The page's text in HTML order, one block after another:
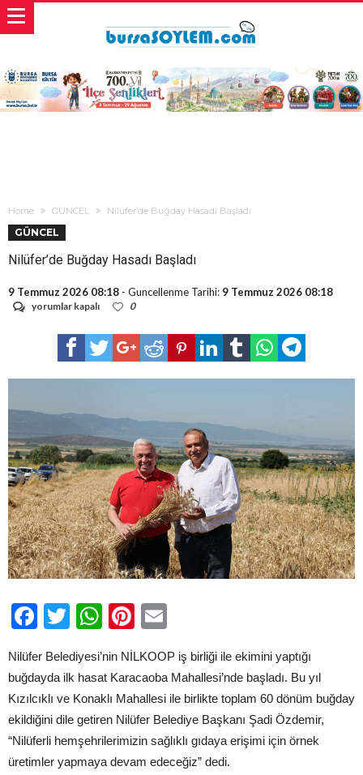
Home GÜNCEL Nilüfer’de Buğday Hasadı Başladı
GÜNCEL
Nilüfer’de Buğday Hasadı Başladı
9 Temmuz 2026 08:18 - Guncellenme Tarihi: 9 Temmuz 2026 08:18
Nilüfer’de
Hasadı
yorumlar kapalı 0
Facebook
TwitterWhatsApp
Pinterest
Nilüfer Belediyesi’nin NİLKOOP iş birliği ile ekimini yaptığı
buğdayda ilk hasat Karacaoba Mahallesi’nde başladı. Bu yıl
Kızılcıklı ve Konaklı Mahallesi ile birlikte toplam 60 dönüm buğday
ekildiğini dile getiren Nilüfer Belediye Başkanı Şadi Özdemir,
“Nilüferli hemşehrilerimizin sağlıklı gıdaya erişimi için örnek
üretimler yapmaya devam edeceğiz” dedi.